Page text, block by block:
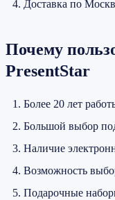
Доставка по
Почему
PresentStar
Более 20 лет
Большой выбор
Наличие
Возможность
Подарочные